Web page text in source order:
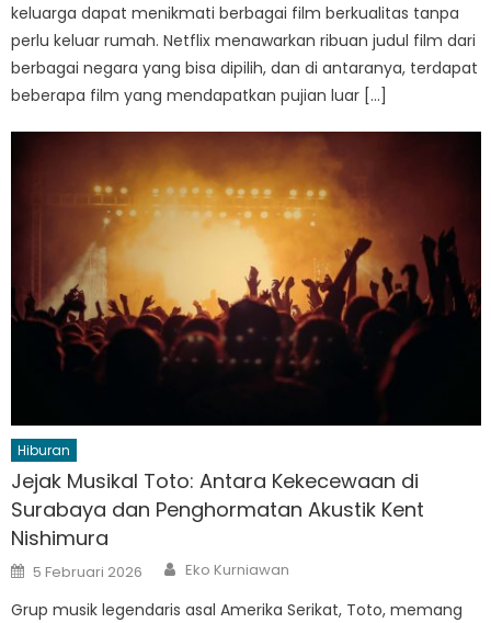
keluarga dapat menikmati berbagai film berkualitas tanpa
perlu keluar rumah. Netflix menawarkan ribuan judul film dari
berbagai negara yang bisa dipilih, dan di antaranya, terdapat
beberapa film yang mendapatkan pujian luar […]
Hiburan
Jejak Musikal Toto: Antara Kekecewaan di
Surabaya dan Penghormatan Akustik Kent
Nishimura
Posted
on
5 Februari 2026 Author
Eko Kurniawan
Grup musik legendaris asal Amerika Serikat, Toto, memang